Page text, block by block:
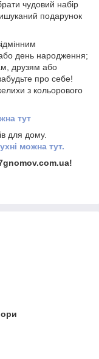
чудовий набір
подарунок
день народження;
друзям або
про себе!
з кольорового
тут
для дому.
можна тут.